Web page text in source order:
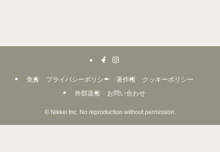
免責 プライバシーポリシー 著作権
クッキーポリシー
外部送信
お問い合わせ
©Nikkei Inc. No reproduction without permission.